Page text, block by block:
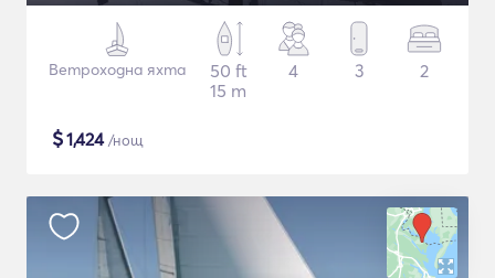
Ветроходна яхта
50 ft
15 m
4 3 2
$1,424/нощ